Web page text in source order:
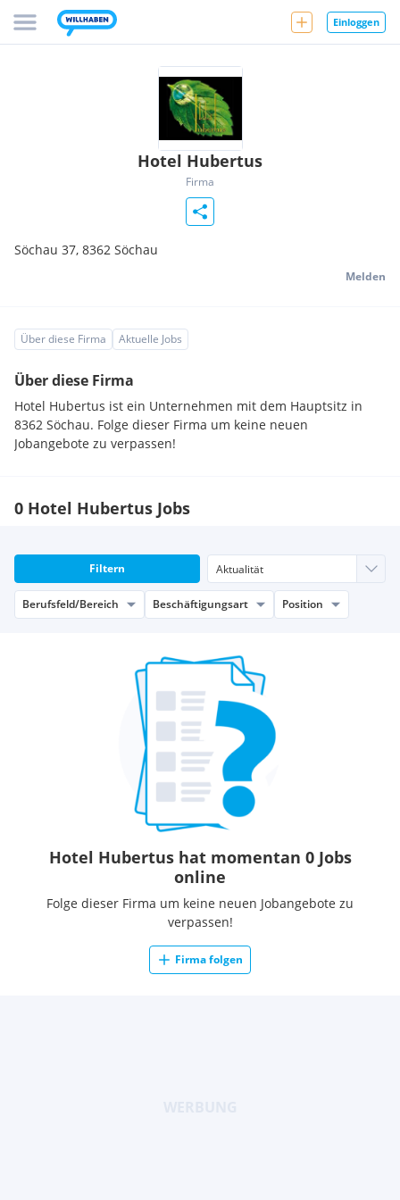
Einloggen
Hotel Hubertus
Firma
Söchau 37, 8362 Söchau
Melden
Über diese Firma Aktuelle Jobs
Über diese Firma
Hotel Hubertus ist ein Unternehmen mit dem Hauptsitz in
8362 Söchau. Folge dieser Firma um keine neuen
Jobangebote zu verpassen!
0 Hotel Hubertus Jobs
Filtern
Berufsfeld/Bereich Beschäftigungsart Position
Hotel Hubertus hat momentan 0 Jobs
online
Folge dieser Firma um keine neuen Jobangebote zu
verpassen!
Firma folgen